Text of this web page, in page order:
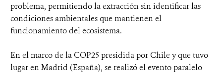
problema, permitiendo la extracción sin identificar las
condiciones ambientales que mantienen el
funcionamiento del ecosistema.
En el marco de la COP25 presidida por Chile y que tuvo
lugar en Madrid (España), se realizó el evento paralelo